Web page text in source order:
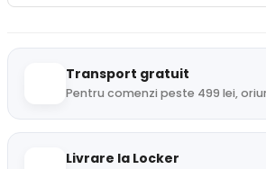
Transport gratuit
Pentru comenzi peste 499 lei,
Livrare la Locker